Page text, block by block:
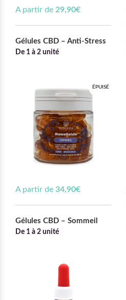
A partir de 29,90€
Gélules CBD – Anti-Stress
De 1 à 2 unité
ÉPUISÉ
A partir de 34,90€
Gélules CBD – Sommeil
De 1 à 2 unité